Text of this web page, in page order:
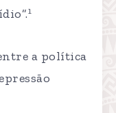
1
a política